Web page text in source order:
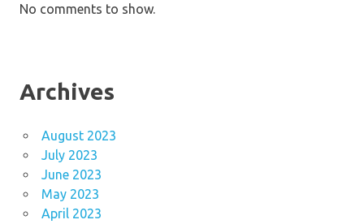
No comments to show.
Archives
August 2023
July 2023
June 2023
May 2023
April 2023